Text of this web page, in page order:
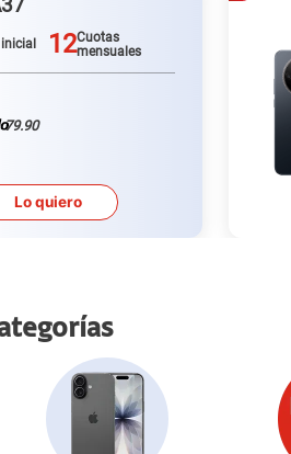
12Cuotas
mensuales
79.90
Lo quiero